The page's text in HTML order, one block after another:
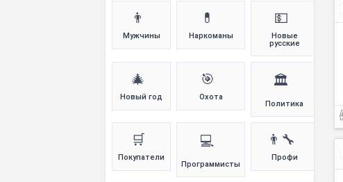
👨
Мужчины
💊
Наркоманы
💵
Новые
русские
🎄
Новый год
🎯
Охота
🏛️
Политика
🛒
Покупатели
💻
Программисты
👨‍🔧
Профи